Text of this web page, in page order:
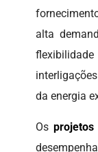
alta
da energia
Os projetos